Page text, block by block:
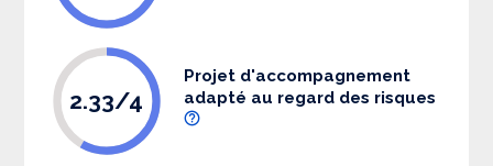
2.33/4
Projet d'accompagnement
adapté au regard des risques